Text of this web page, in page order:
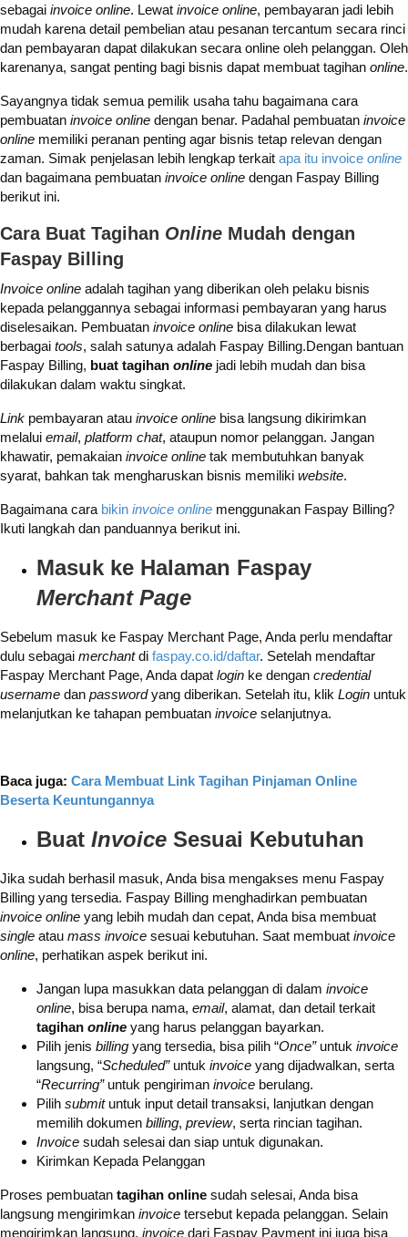
sebagai invoice online. Lewat invoice online, pembayaran jadi lebih
mudah karena detail pembelian atau pesanan tercantum secara rinci
dan pembayaran dapat dilakukan secara online oleh pelanggan. Oleh
karenanya, sangat penting bagi bisnis dapat membuat tagihan online.
Sayangnya tidak semua pemilik usaha tahu bagaimana cara
pembuatan invoice online dengan benar. Padahal pembuatan invoice
online memiliki peranan penting agar bisnis tetap relevan dengan
zaman. Simak penjelasan lebih lengkap terkait apa itu invoice online
dan bagaimana pembuatan invoice online dengan Faspay Billing
berikut ini.
Cara Buat Tagihan Online Mudah dengan
Faspay Billing
Invoice online adalah tagihan yang diberikan oleh pelaku bisnis
kepada pelanggannya sebagai informasi pembayaran yang harus
diselesaikan. Pembuatan invoice online bisa dilakukan lewat
berbagai tools, salah satunya adalah Faspay Billing.Dengan bantuan
Faspay Billing, buat tagihan online jadi lebih mudah dan bisa
dilakukan dalam waktu singkat.
Link pembayaran atau invoice online bisa langsung dikirimkan
melalui email, platform chat, ataupun nomor pelanggan. Jangan
khawatir, pemakaian invoice online tak membutuhkan banyak
syarat, bahkan tak mengharuskan bisnis memiliki website.
Bagaimana cara bikin invoice online menggunakan Faspay Billing?
Ikuti langkah dan panduannya berikut ini.
Masuk ke Halaman Faspay
Merchant Page
Sebelum masuk ke Faspay Merchant Page, Anda perlu mendaftar
dulu sebagai merchantdi faspay.co.id/daftar. Setelah mendaftar
Faspay Merchant Page, Anda dapat login ke dengan credential
username dan passwordyang diberikan. Setelah itu, klik Login untuk
melanjutkan ke tahapan pembuatan invoice selanjutnya.
Baca juga: Cara Membuat Link Tagihan Pinjaman Online
Beserta Keuntungannya
Buat Invoice Sesuai Kebutuhan
Jika sudah berhasil masuk, Anda bisa mengakses menu Faspay
Billing yang tersedia. Faspay Billing menghadirkan pembuatan
invoice online yang lebih mudah dan cepat, Anda bisa membuat
single atau mass invoice sesuai kebutuhan. Saat membuat invoice
online, perhatikan aspek berikut ini.
Jangan lupa masukkan data pelanggan di dalam invoice
online, bisa berupa nama, email, alamat, dan detail terkait
tagihan online yang harus pelanggan bayarkan.
Pilih jenis billing yang tersedia, bisa pilih “Once” untuk invoice
langsung, “Scheduled” untuk invoice yang dijadwalkan, serta
“Recurring” untuk pengiriman invoice berulang.
Pilih submit untuk input detail transaksi, lanjutkan dengan
memilih dokumen billing, preview, serta rincian tagihan.
Invoice sudah selesai dan siap untuk digunakan.
Kirimkan Kepada Pelanggan
Proses pembuatan tagihan online sudah selesai, Anda bisa
langsung mengirimkan invoice tersebut kepada pelanggan. Selain
mengirimkan langsung, invoice dari Faspay Payment ini juga bisa